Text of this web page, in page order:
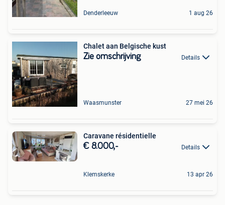
Denderleeuw 1 aug 26
Chalet aan Belgische kust
Zie omschrijving Details
Waasmunster 27 mei 26
Caravane résidentielle
€ 8.000,- Details
Klemskerke 13 apr 26